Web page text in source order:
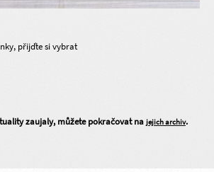
přijďte si vybrat
zaujaly, můžete pokračovat najejich archiv.